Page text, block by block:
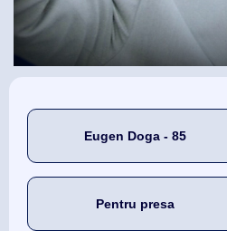
Eugen Doga - 85
Pentru presa